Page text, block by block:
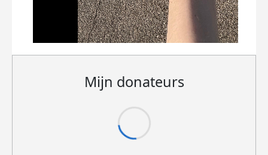
Mijn donateurs